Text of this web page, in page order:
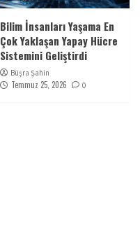
Bilim İnsanları Yaşama En
Çok Yaklaşan Yapay Hücre
Sistemini Geliştirdi
Büşra Şahin
Temmuz 25, 2026 0